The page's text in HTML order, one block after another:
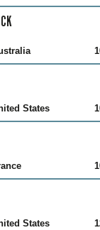
States
States